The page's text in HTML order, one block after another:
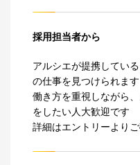
採用担当者から
アルシエが提携してい
の仕事を見つけられます
働き方を重視しながら
をしたい人大歓迎です
詳細はエントリーより